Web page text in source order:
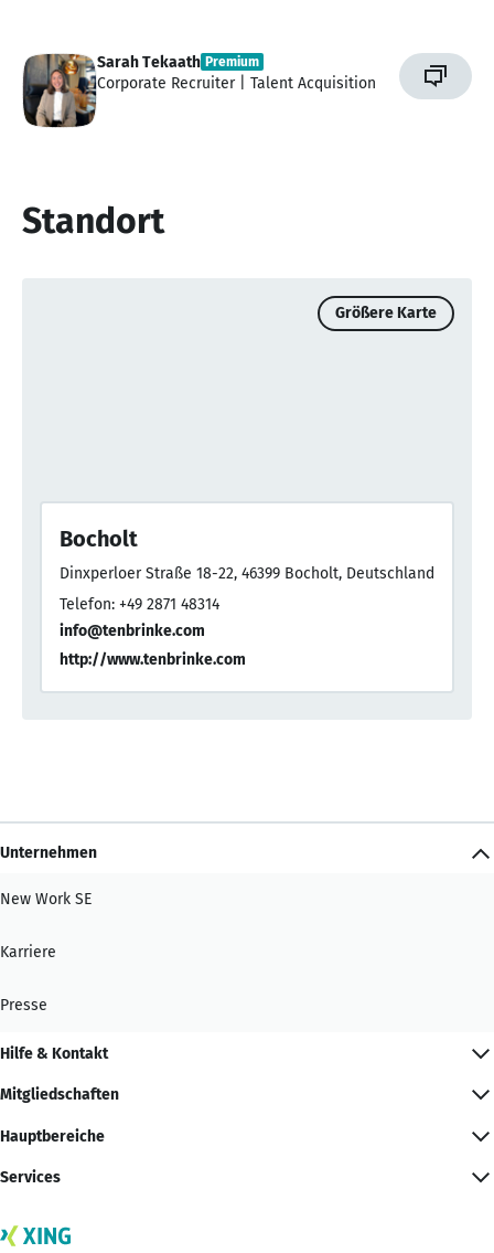
Sarah Tekaath Premium
Corporate Recruiter | Talent Acquisition
Standort
Größere Karte
Bocholt
Dinxperloer Straße 18-22, 46399 Bocholt, Deutschland
Telefon: +49 2871 48314
info@tenbrinke.com
http://www.tenbrinke.com
Unternehmen
New Work SE
Karriere
Presse
Hilfe & Kontakt
Mitgliedschaften
Hauptbereiche
Services